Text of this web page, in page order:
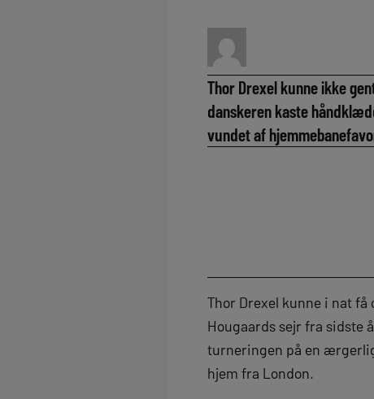
Thor Drexel kunne ikke
danskeren kaste
vundet af
Thor Drexel kunne i nat
Hougaards sejr fra sidste
turneringen på en
hjem fra London.